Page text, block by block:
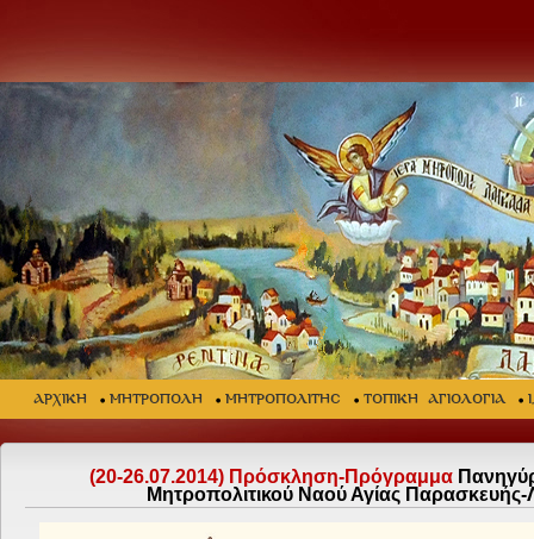
ΑΡΧΙΚΗ ΜΗΤΡΟΠΟΛΗ ΜΗΤΡΟΠΟΛΙΤΗΣ ΤΟΠΙΚΗ ΑΓΙΟΛΟΓΙΑ
(20-26.07.2014) Πρόσκληση-Πρόγραμμα
Μητροπολιτικού Ναού Αγίας